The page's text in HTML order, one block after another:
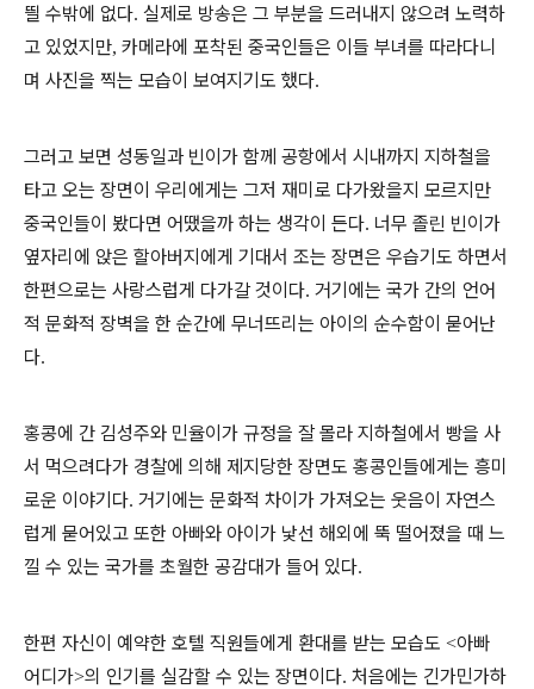
띌 수밖에 없다. 실제로 방송은 그 부분을 드러내지 않으려 노력하
고 있었지만, 카메라에 포착된 중국인들은 이들 부녀를 따라다니
며 사진을 찍는 모습이 보여지기도 했다.
그러고 보면 성동일과 빈이가 함께 공항에서 시내까지 지하철을
타고 오는 장면이 우리에게는 그저 재미로 다가왔을지 모르지만
중국인들이 봤다면 어땠을까 하는 생각이 든다. 너무 졸린 빈이가
옆자리에 앉은 할아버지에게 기대서 조는 장면은 우습기도 하면서
한편으로는 사랑스럽게 다가갈 것이다. 거기에는 국가 간의 언어
적 문화적 장벽을 한 순간에 무너뜨리는 아이의 순수함이 묻어난
다.
홍콩에 간 김성주와 민율이가 규정을 잘 몰라 지하철에서 빵을 사
서 먹으려다가 경찰에 의해 제지당한 장면도 홍콩인들에게는 흥미
로운 이야기다. 거기에는 문화적 차이가 가져오는 웃음이 자연스
럽게 묻어있고 또한 아빠와 아이가 낯선 해외에 뚝 떨어졌을 때 느
낄 수 있는 국가를 초월한 공감대가 들어 있다.
한편 자신이 예약한 호텔 직원들에게 환대를 받는 모습도 <아빠
어디가>의 인기를 실감할 수 있는 장면이다. 처음에는 긴가민가하